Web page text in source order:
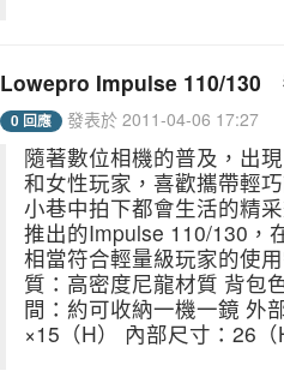
Lowepro Impulse 110/130
0 回應 發表於 2011-04-06 17:27
隨著數位相機的普及，出
和女性玩家，喜歡攜帶輕
小巷中拍下都會生活的精
推出的Impulse 110/130，
相當符合輕量級玩家的使
質：高密度尼龍材質 背包
間：約可收納一機一鏡 外
×15（H） 內部尺寸：26